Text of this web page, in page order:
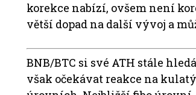
korekce nabízí, ovšem není
větší dopad na další vývoj a
BNB/BTC si své ATH stále
však očekávat reakce na